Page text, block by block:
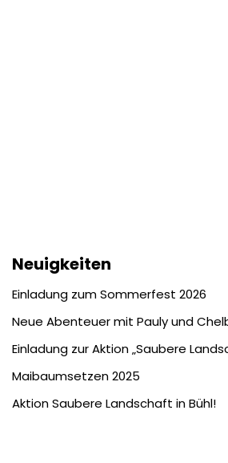
Neuigkeiten
Einladung zum Sommerfest 2026
Neue Abenteuer mit Pauly und
Einladung zur Aktion „Saubere
Maibaumsetzen 2025
Aktion Saubere Landschaft in Bühl!